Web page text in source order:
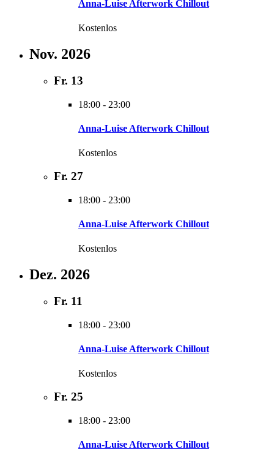
Anna-Luise Afterwork Chillout
Kostenlos
Nov. 2026
Fr. 13
18:00 - 23:00
Anna-Luise Afterwork Chillout
Kostenlos
Fr. 27
18:00 - 23:00
Anna-Luise Afterwork Chillout
Kostenlos
Dez. 2026
Fr. 11
18:00 - 23:00
Anna-Luise Afterwork Chillout
Kostenlos
Fr. 25
18:00 - 23:00
Anna-Luise Afterwork Chillout